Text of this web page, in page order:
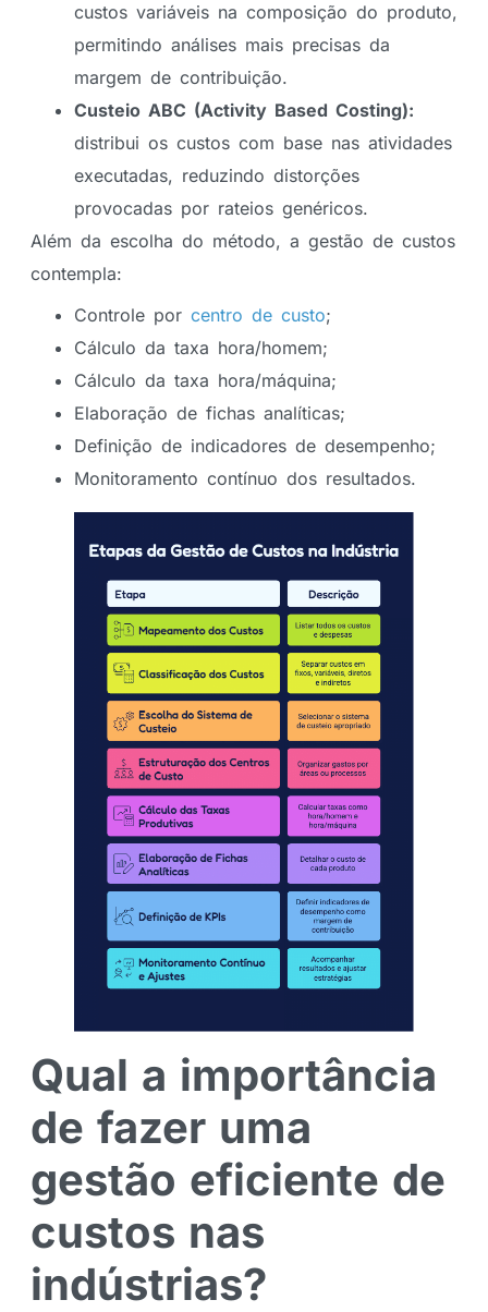
custos variáveis na composição do produto,
permitindo análises mais precisas da
margem de contribuição.
Custeio ABC (Activity Based Costing):
distribui os custos com base nas atividades
executadas, reduzindo distorções
provocadas por rateios genéricos.
Além da escolha do método, a gestão de custos
contempla:
Controle por centro de custo;
Cálculo da taxa hora/homem;
Cálculo da taxa hora/máquina;
Elaboração de fichas analíticas;
Definição de indicadores de desempenho;
Monitoramento contínuo dos resultados.
Qual a importância
de fazer uma
gestão eficiente de
custos nas
indústrias?